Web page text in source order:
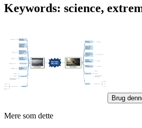
Keywords: science,
Brug
Mere som dette